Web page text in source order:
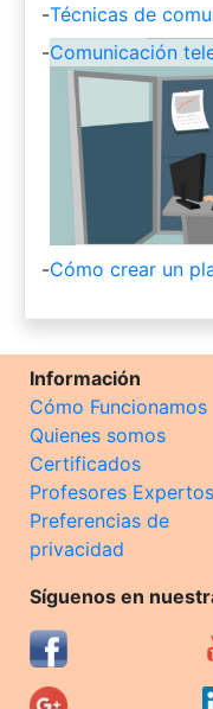
-Técnicas de
-Comunicación
-Cómo crear un
Información
Cómo Funcionamos
Quienes somos
Certificados
Profesores Expertos
Preferencias de
privacidad
Síguenos en